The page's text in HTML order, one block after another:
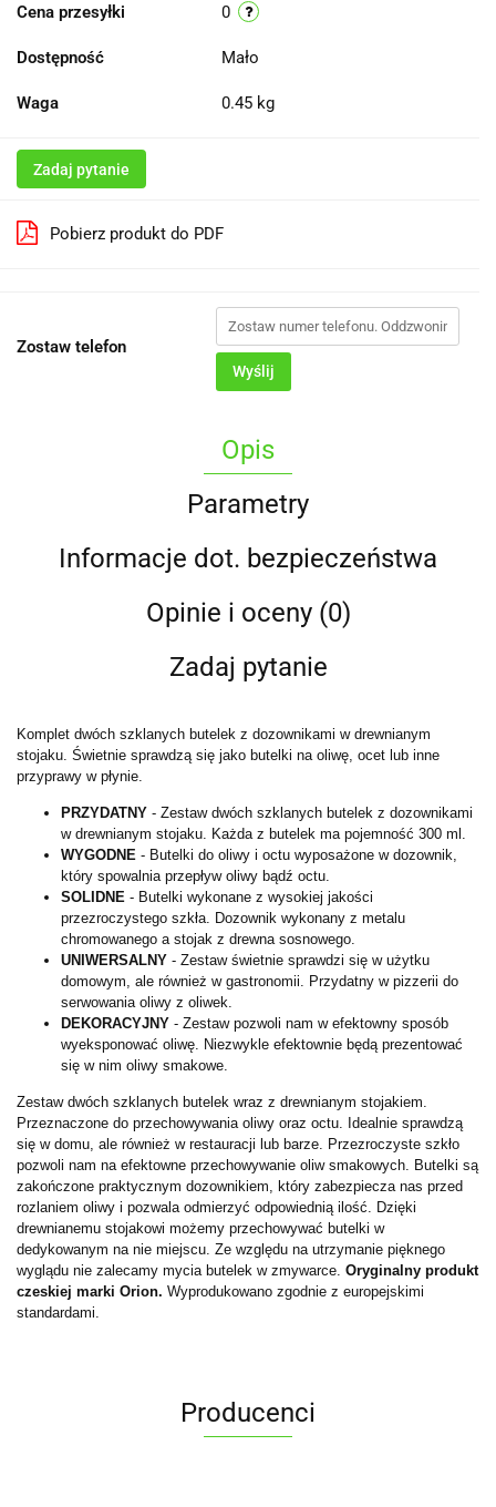
Cena przesyłki 0
Dostępność Mało
Waga 0.45 kg
Zadaj pytanie
Pobierz produkt do PDF
Zostaw telefon
Wyślij
Opis
Parametry
Informacje dot. bezpieczeństwa
Opinie i oceny (0)
Zadaj pytanie
Komplet dwóch szklanych butelek z dozownikami w drewnianym
stojaku. Świetnie sprawdzą się jako butelki na oliwę, ocet lub inne
przyprawy w płynie.
PRZYDATNY - Zestaw dwóch szklanych butelek z dozownikami
w drewnianym stojaku. Każda z butelek ma pojemność 300 ml.
WYGODNE - Butelki do oliwy i octu wyposażone w dozownik,
który spowalnia przepływ oliwy bądź octu.
SOLIDNE - Butelki wykonane z wysokiej jakości
przezroczystego szkła. Dozownik wykonany z metalu
chromowanego a stojak z drewna sosnowego.
UNIWERSALNY - Zestaw świetnie sprawdzi się w użytku
domowym, ale również w gastronomii. Przydatny w pizzerii do
serwowania oliwy z oliwek.
DEKORACYJNY - Zestaw pozwoli nam w efektowny sposób
wyeksponować oliwę. Niezwykle efektownie będą prezentować
się w nim oliwy smakowe.
Zestaw dwóch szklanych butelek wraz z drewnianym stojakiem.
Przeznaczone do przechowywania oliwy oraz octu. Idealnie sprawdzą
się w domu, ale również w restauracji lub barze. Przezroczyste szkło
pozwoli nam na efektowne przechowywanie oliw smakowych. Butelki są
zakończone praktycznym dozownikiem, który zabezpiecza nas przed
rozlaniem oliwy i pozwala odmierzyć odpowiednią ilość. Dzięki
drewnianemu stojakowi możemy przechowywać butelki w
dedykowanym na nie miejscu. Ze względu na utrzymanie pięknego
wyglądu nie zalecamy mycia butelek w zmywarce. Oryginalny produkt
czeskiej marki Orion. Wyprodukowano zgodnie z europejskimi
standardami.
Producenci